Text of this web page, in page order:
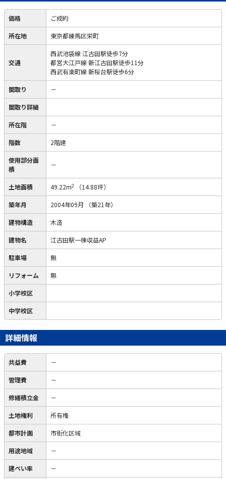
価格 ご成約
所在地 東京都練馬区栄町
交通
西武池袋線 江古田駅徒歩7分
都営大江戸線 新江古田駅徒歩11分
西武有楽町線 新桜台駅徒歩6分
間取り －
間取り詳細
所在階 －
階数 2階建
使用部分面
積
－
土地面積 49.22m2 （14.88坪）
築年月 2004年09月 （築21年）
建物構造 木造
建物名 江古田駅一棟収益AP
駐車場 無
リフォーム 無
小学校区
中学校区
詳細情報
共益費 －
管理費 －
修繕積立金 －
土地権利 所有権
都市計画 市街化区域
用途地域 －
建ぺい率 －